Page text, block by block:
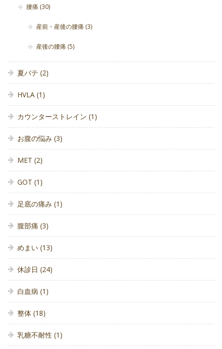
腰痛 (30)
産前・産後の腰痛 (3)
産後の腰痛 (5)
夏バテ (2)
HVLA (1)
カウンターストレイン (1)
お腹の悩み (3)
MET (2)
GOT (1)
足底の痛み (1)
腹部痛 (3)
めまい (13)
休診日 (24)
白血病 (1)
整体 (18)
乳糖不耐性 (1)